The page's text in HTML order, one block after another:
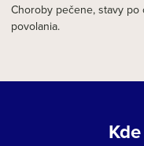
Choroby pečene, stavy
povolania.